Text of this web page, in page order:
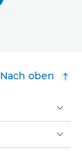
Nach oben